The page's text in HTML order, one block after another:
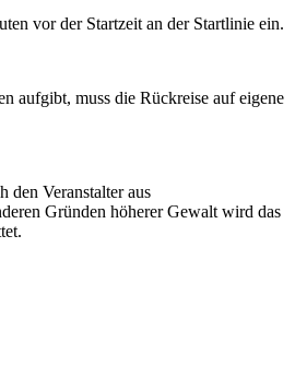
vor der Startzeit an der Startlinie ein.
aufgibt, muss die Rückreise auf eigene
den Veranstalter aus
Gründen höherer Gewalt wird das